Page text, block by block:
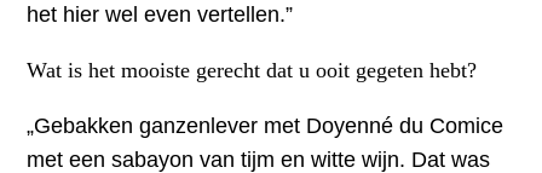
het hier wel even vertellen.”
Wat is het mooiste gerecht dat u ooit gegeten hebt?
„Gebakken ganzenlever met Doyenné du Comice
met een sabayon van tijm en witte wijn. Dat was